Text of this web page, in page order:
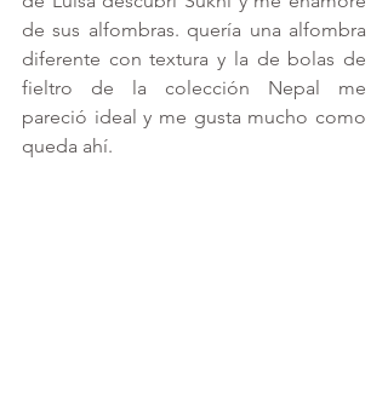
de sus alfombras. quería una alfombra
diferente con textura y la de bolas de
fieltro de la colección Nepal me
pareció ideal y me gusta mucho como
queda ahí.